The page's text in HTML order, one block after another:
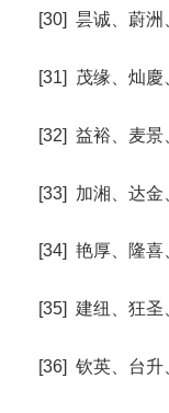
[30] 昙诚、蔚洲
[31] 茂缘、灿慶
[32] 益裕、麦景
[33] 加湘、达金
[34] 艳厚、隆
[35] 建纽、狂圣
[36] 钦英、台升